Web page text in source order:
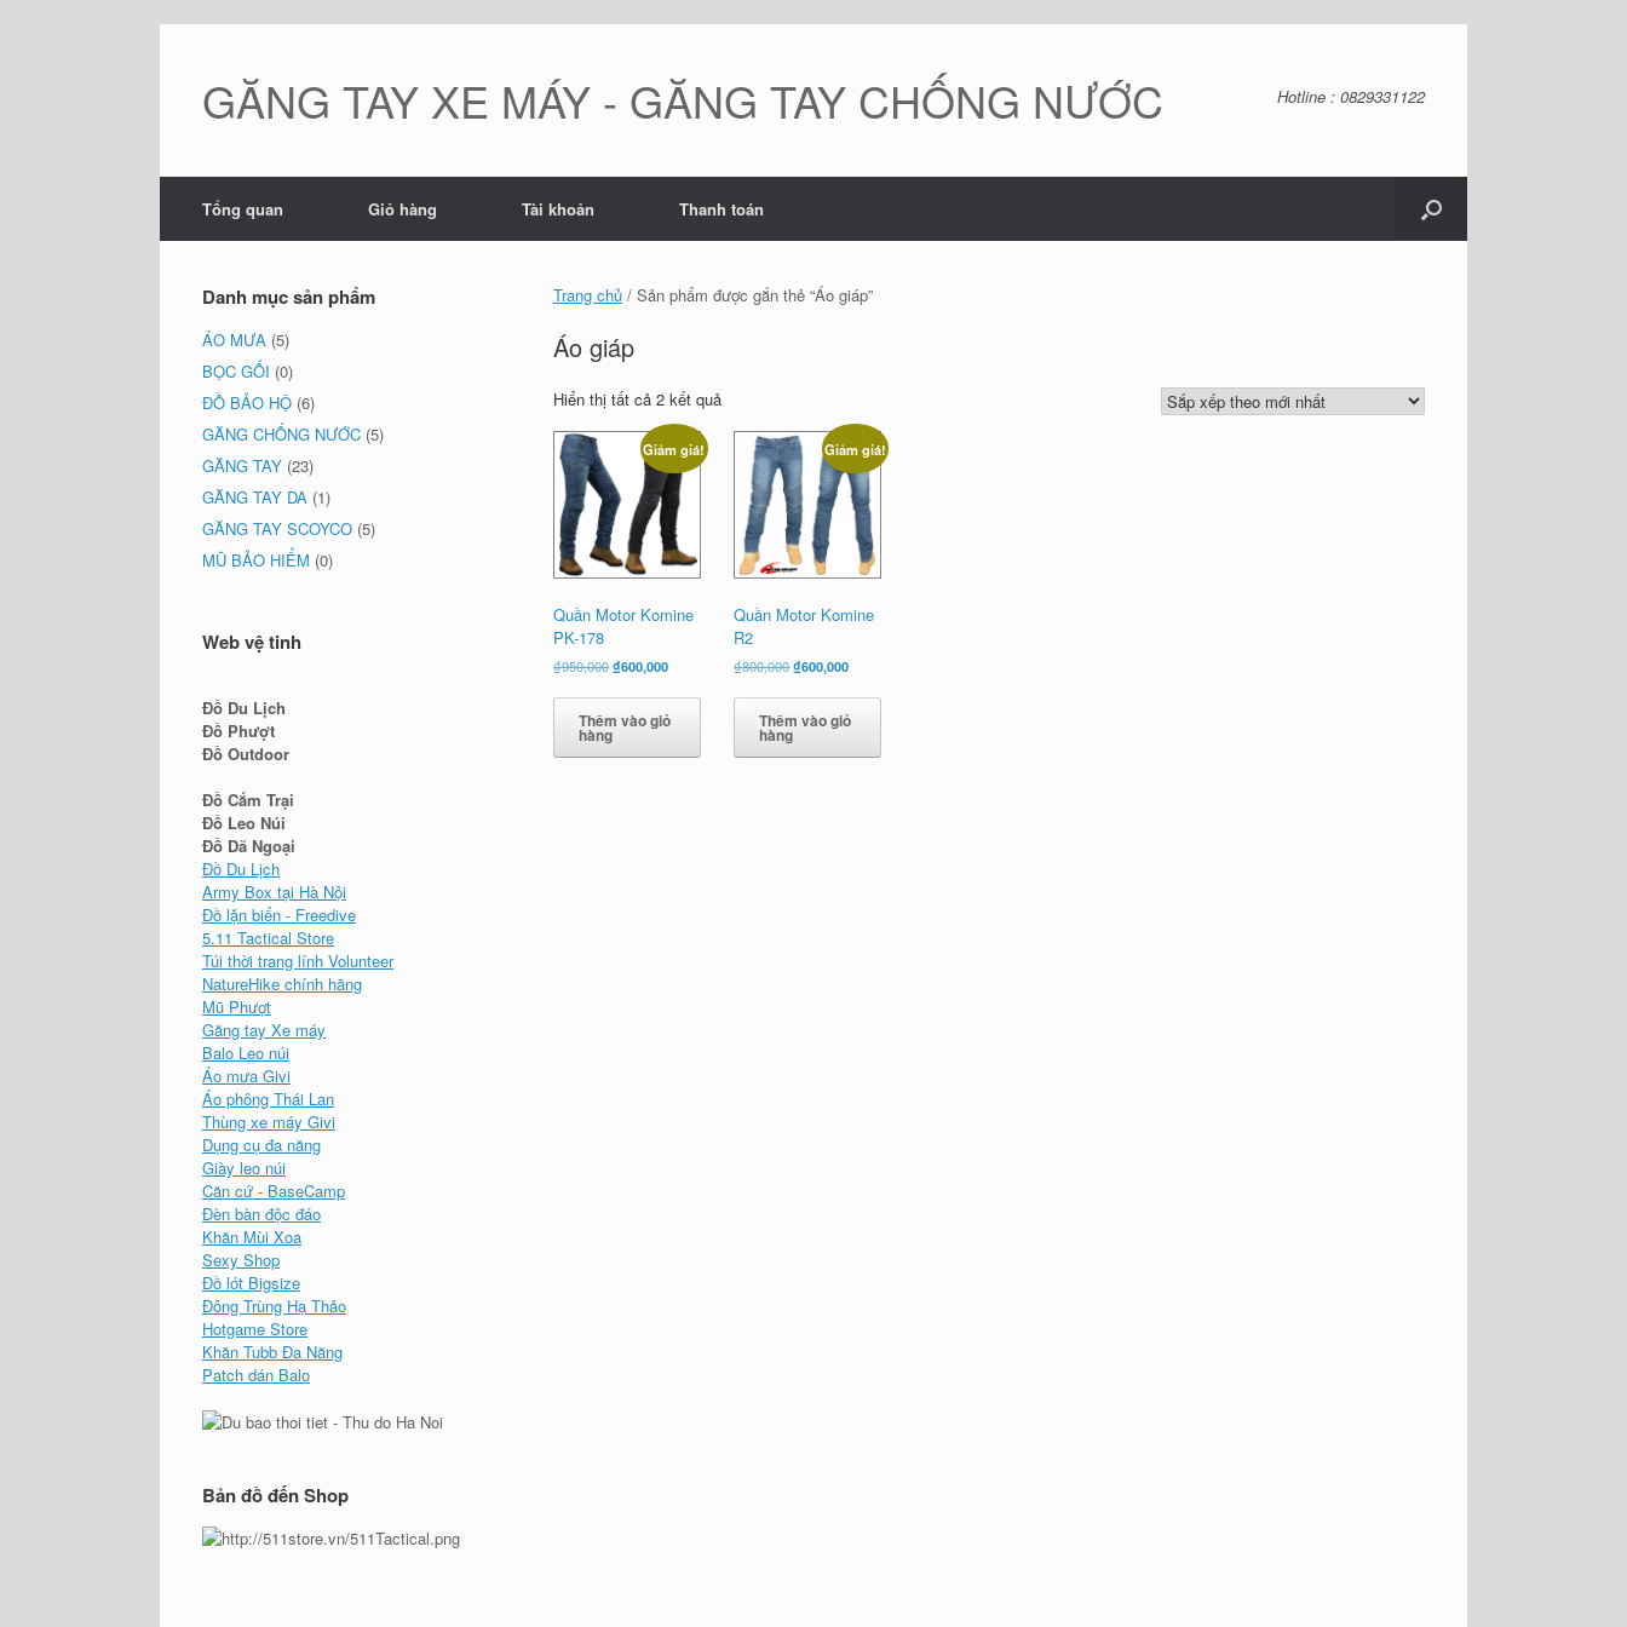
GĂNG TAY XE MÁY - GĂNG TAY CHỐNG NƯỚC Hotline : 0829331122
Tổng quan Giỏ hàng Tài khoản Thanh toán
Trang chủ / Sản phẩm được gắn thẻ “Áo giáp”
Áo giáp
Hiển thị tất cả 2 kết quảĐã
nhất
Giảm giá!
Quần Motor Komine
PK-178
₫950,000Giá
là:
₫950,000.
₫600,000Giá
tại
là:
Thêm vào giỏ
hàng
Giảm giá!
Quần Motor Komine
R2
₫800,000Giá
là:
₫800,000.
₫600,000Giá
tại
là:
Thêm vào giỏ
hàng
Danh mục sản phẩm
ÁO MƯA (5)
BỌC GỐI (0)
ĐỒ BẢO HỘ (6)
GĂNG CHỐNG NƯỚC (5)
GĂNG TAY (23)
GĂNG TAY DA (1)
GĂNG TAY SCOYCO (5)
MŨ BẢO HIỂM (0)
Web vệ tinh
Đồ Du Lịch
Đồ Phượt
Đồ Outdoor
Đồ Cắm Trại
Đồ Leo Núi
Đồ Dã Ngoại
Đồ Du Lịch
Army Box tại Hà Nội
Đồ lặn biển - Freedive
5.11 Tactical Store
Túi thời trang lính Volunteer
NatureHike chính hãng
Mũ Phượt
Găng tay Xe máy
Balo Leo núi
Áo mưa Givi
Áo phông Thái Lan
Thùng xe máy Givi
Dụng cụ đa năng
Giày leo núi
Căn cứ - BaseCamp
Đèn bàn độc đáo
Khăn Mùi Xoa
Sexy Shop
Đồ lót Bigsize
Đông Trùng Hạ Thảo
Hotgame Store
Khăn Tubb Đa Năng
Patch dán Balo
Bản đồ đến Shop